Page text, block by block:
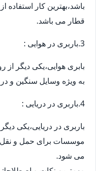
باشد،بهترین کار
قطار می باشد.
3.باربری در هوایی :
بابری هوایی،یکی دیگر
به ویژه وسایل سنگین و
4.باربری در دریایی :
باربری در دریایی،یکی
موسسات برای حمل و نقل
می شود.